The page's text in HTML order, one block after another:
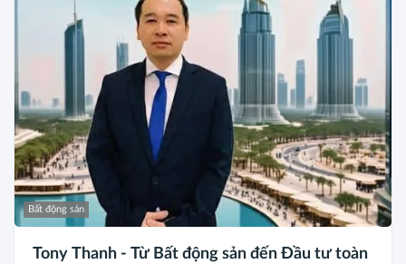
Bất động sản
Tony Thanh - Từ Bất động sản đến Đầu tư toàn